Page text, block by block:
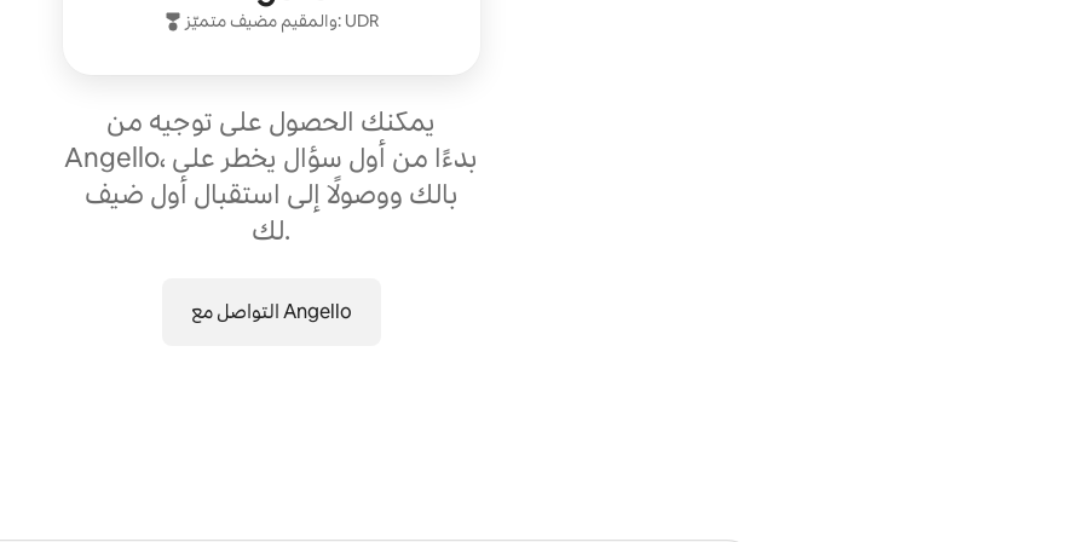
مضيف متميّز والمقيم: UDR
يمكنك الحصول على توجيه من
Angello، بدءًا من أول سؤال يخطر على
بالك ووصولًا إلى استقبال أول ضيف
لك.
التواصل مع Angello